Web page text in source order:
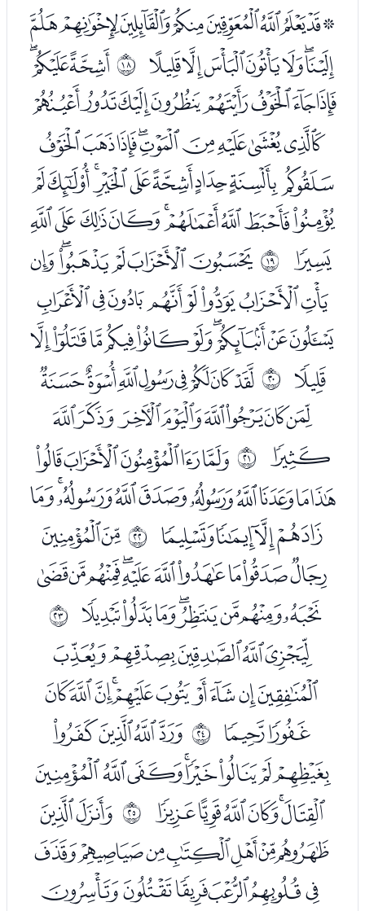
ﭻﭼﭽﭾﭿﮀﮁﮂﮃ
ﮄﮅﮆﮇﮈﮉﮊ ﰑﮌﮍﮎ
ﮏﮐﮑﮒﮓﮔﮕﮖ
ﮗﮘﮙﮚﮛﮜﮝﮞﮟ
ﮠﮡﮢﮣﮤﮥﮦﮧﮨ
ﮩﮪﮫﮬﮭﮮﮯﮰﮱ
ﯓ ﰒﯕﯖﯗﯘﯙﯚ
ﯛﯜﯝﯞﯟﯠﯡﯢ
ﯣﯤﯥﯦﯧﯨﯩﯪﯫﯬ
ﯭ ﰓﯯﯰﯱﯲﯳﯴﯵﯶ
ﯷﯸﯹﯺﯻﯼﯽﯾ
ﯿ ﰔ ﰁﰂﰃﰄﰅ
ﰆﰇﰈﰉﰊﰋﰌﰍﰎﰏ
ﰐﰑﰒﰓ ﰕﭑﭒ
ﭓﭔﭕﭖﭗﭘﭙﭚﭛﭜ
ﭝﭞﭟﭠﭡﭢﭣﭤ ﰖ
ﭦﭧﭨﭩﭪ
ﭫﭬﭭﭮﭯﭰﭱﭲﭳﭴ
ﭵﭶ ﰗ ﭸﭹﭺﭻ
ﭼﭽﭾﭿﮀﮁﮂﮃ
ﮄﮅﮆﮇﮈﮉ ﰘ ﮋﮌ
ﮍﮎﮏﮐﮑﮒﮓ
ﮔﮕﮖﮗﮘﮙ